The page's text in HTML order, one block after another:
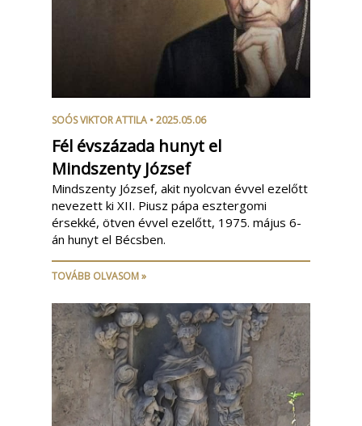
SOÓS VIKTOR ATTILA • 2025.05.06
Fél évszázada hunyt el
Mindszenty József
Mindszenty József, akit nyolcvan évvel ezelőtt
nevezett ki XII. Piusz pápa esztergomi
érsekké, ötven évvel ezelőtt, 1975. május 6-
án hunyt el Bécsben.
TOVÁBB OLVASOM »